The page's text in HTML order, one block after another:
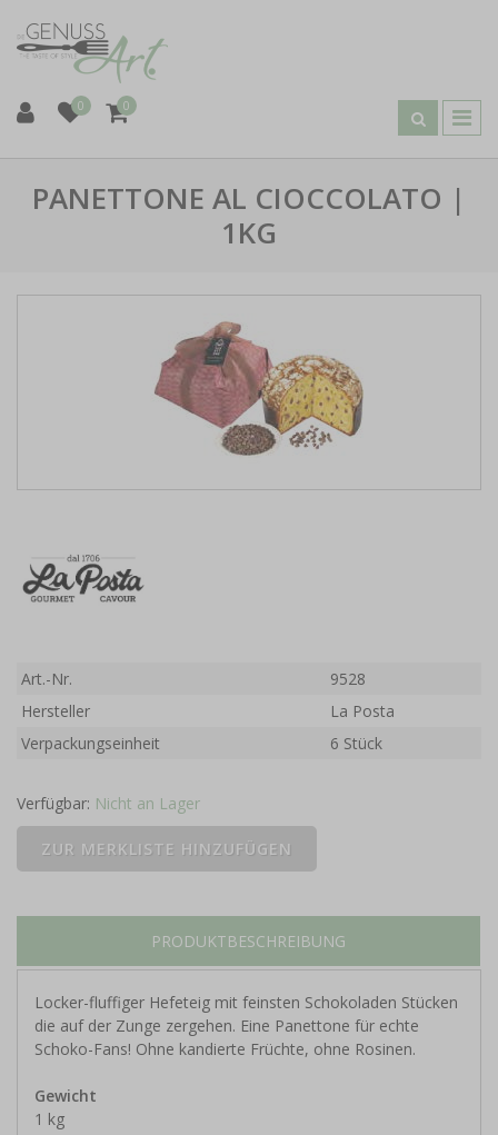
0 0
PANETTONE AL CIOCCOLATO |
1KG
Art.-Nr.
9528
Hersteller
La Posta
Verpackungseinheit
6 Stück
Verfügbar: Nicht an Lager
PRODUKTBESCHREIBUNG
Locker-fluffiger Hefeteig mit feinsten Schokoladen Stücken
die auf der Zunge zergehen. Eine Panettone für echte
Schoko-Fans! Ohne kandierte Früchte, ohne Rosinen.
Gewicht
1 kg